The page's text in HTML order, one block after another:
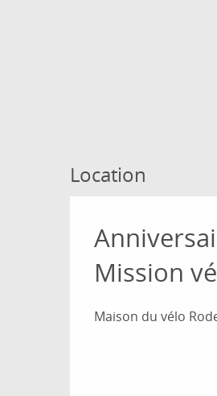
Location
Mission
Maison du vélo